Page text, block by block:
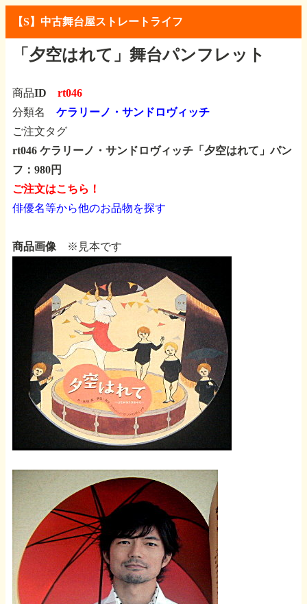
【S】中古舞台屋ストレートライフ
「夕空はれて」舞台パンフレット
商品ID rt046
分類名 ケラリーノ・サンドロヴィッチ
ご注文タグ
rt046 ケラリーノ・サンドロヴィッチ「夕空はれて」パン
フ：980円
ご注文はこちら！
俳優名等から他のお品物を探す
商品画像 ※見本です